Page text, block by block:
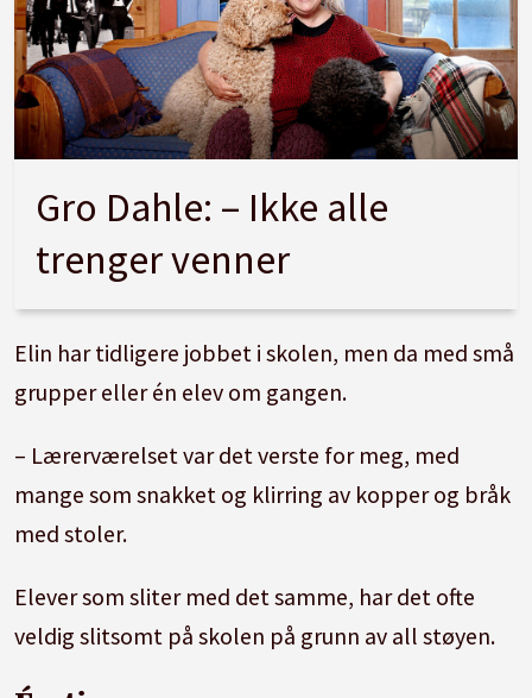
Gro Dahle: – Ikke alle
trenger venner
Elin har tidligere jobbet i skolen, men da med små
grupper eller én elev om gangen.
– Lærerværelset var det verste for meg, med
mange som snakket og klirring av kopper og bråk
med stoler.
Elever som sliter med det samme, har det ofte
veldig slitsomt på skolen på grunn av all støyen.